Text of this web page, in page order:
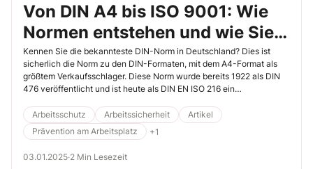
Von DIN A4 bis ISO 9001: Wie
Normen entstehen und wie Sie
mitwirken können
Kennen Sie die bekannteste DIN-Norm in Deutschland? Dies ist
sicherlich die Norm zu den DIN-Formaten, mit dem A4-Format als
größtem Verkaufsschlager. Diese Norm wurde bereits 1922 als DIN
476 veröffentlicht und ist heute als DIN EN ISO 216 ein
Normen für Schnittstellen, Prüfverfahren, Gewinde- und natürlich für
Managementsysteme. Aber wie entsteht überhaupt eine Norm? Und
können Sie zu einer Norm beitragen? Lesen Sie in diesem Artikel
Arbeitsschutz Arbeitssicherheit
Artikel
Prävention am Arbeitsplatz
+1
03.01.2025·2 Min Lesezeit